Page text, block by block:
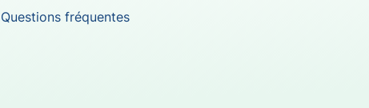
Questions fréquentes